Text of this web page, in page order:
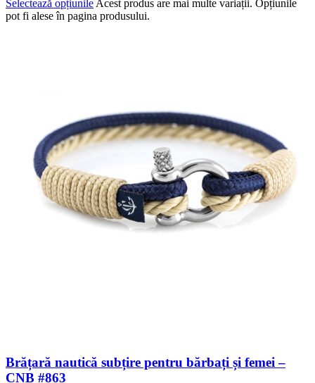
Selectează opțiunile Acest produs are mai multe variații. Opțiunile
pot fi alese în pagina produsului.
Brățară nautică subțire pentru bărbați și femei –
CNB #863